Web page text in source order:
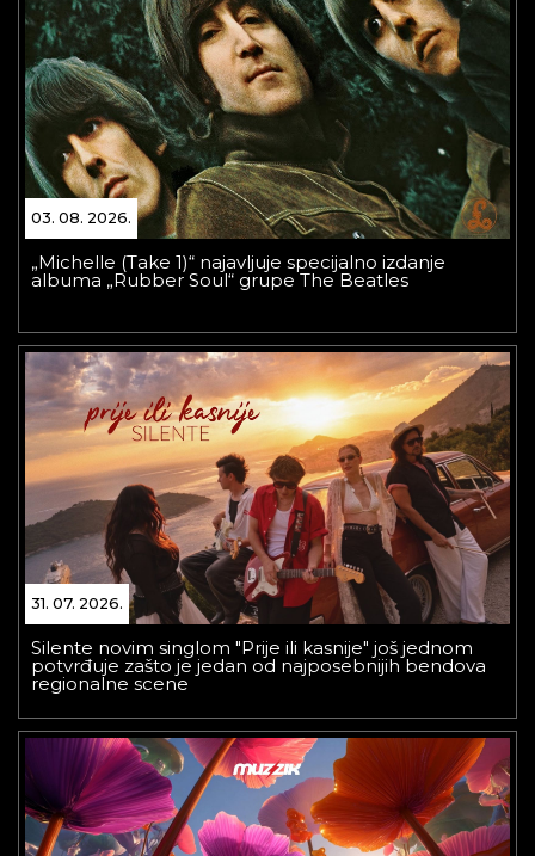
03. 08. 2026.
„Michelle (Take 1)“ najavljuje specijalno izdanje
albuma „Rubber Soul“ grupe The Beatles
31. 07. 2026.
Silente novim singlom "Prije ili kasnije" još jednom
potvrđuje zašto je jedan od najposebnijih bendova
regionalne scene